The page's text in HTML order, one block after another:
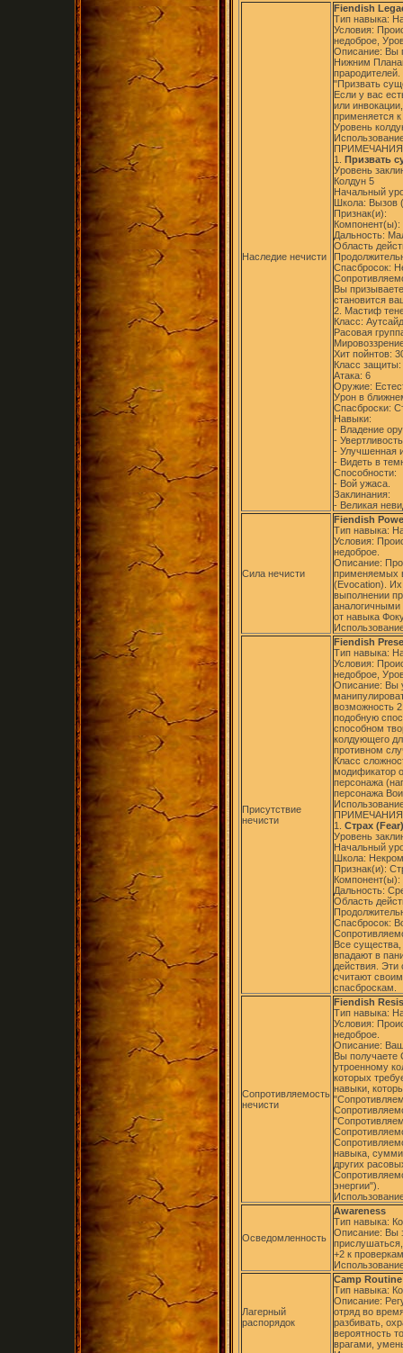
Наследие нечисти
Fiendish
Тип навыка:
Условия:
недоброе,
Описание: Вы
Нижним
"Призвать
Если у вас
или
применяется
Уровень
1. Призвать
Уровень
Колдун 5
Начальный
Школа: Вызов
Признак(и):
Компонент(ы):
Дальность:
Область
Спасбросок:
Вы
становится
2. Мастиф
Класс:
Расовая
Хит пойнтов:
Класс защиты:
Атака: 6
Оружие:
Урон в
Спасброски:
Навыки:
- Владение
-
- Улучшенная
- Видеть в
Способности:
- Вой ужаса.
Заклинания:
- Великая
Сила нечисти
Fiendish
Тип навыка:
Условия:
недоброе.
Описание:
применяемых
(Evocation). Их
выполнении
аналогичными
от навыка
Присутствие
нечисти
Fiendish
Тип навыка:
Условия:
недоброе,
Описание: Вы
возможность
подобную
способном
колдующего
противном
Класс
модификатор
персонажа
персонажа
1. Страх (Fear)
Уровень
Начальный
Школа:
Признак(и):
Компонент(ы):
Дальность:
Область
Спасбросок:
Все существа,
впадают в
действия. Эти
считают
спасброскам.
Сопротивляемость
нечисти
Fiendish
Тип навыка:
Условия:
недоброе.
Описание:
Вы получаете
утроенному
которых
навыки,
навыка,
других
энергии").
Осведомленность
Awareness
Тип навыка:
Описание: Вы
+2 к
Лагерный
распорядок
Camp Routine
Тип навыка:
Описание:
отряд во
разбивать,
вероятность
врагами,